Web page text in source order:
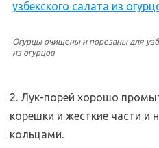
Огурцы очищены и порезаны для
из огурцов
2. Лук-порей хорошо
корешки и жесткие части и
кольцами.